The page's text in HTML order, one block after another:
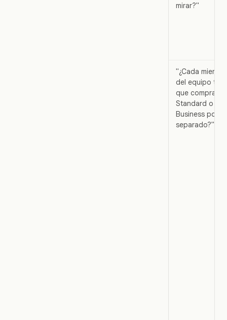
mirar?"
"¿Cada
del equipo
que comprar
Standard o
Business por
separado?"